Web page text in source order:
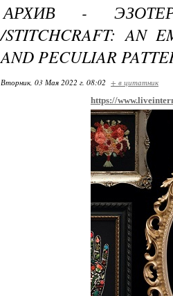
АРХИВ -
/STITCHCRAFT: AN
AND PECULIAR
Вторник, 03 Мая 2022 г. 08:02 + в цитатник
https://